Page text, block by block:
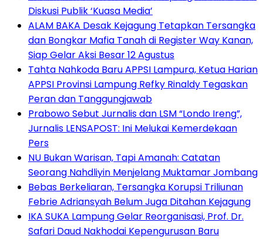
Diskusi Publik ‘Kuasa Media’
ALAM BAKA Desak Kejagung Tetapkan Tersangka
dan Bongkar Mafia Tanah di Register Way Kanan,
Siap Gelar Aksi Besar 12 Agustus
Tahta Nahkoda Baru APPSI Lampura, Ketua Harian
APPSI Provinsi Lampung Refky Rinaldy Tegaskan
Peran dan Tanggungjawab
Prabowo Sebut Jurnalis dan LSM “Londo Ireng”,
Jurnalis LENSAPOST: Ini Melukai Kemerdekaan
Pers
NU Bukan Warisan, Tapi Amanah: Catatan
Seorang Nahdliyin Menjelang Muktamar Jombang
Bebas Berkeliaran, Tersangka Korupsi Triliunan
Febrie Adriansyah Belum Juga Ditahan Kejagung
IKA SUKA Lampung Gelar Reorganisasi, Prof. Dr.
Safari Daud Nakhodai Kepengurusan Baru